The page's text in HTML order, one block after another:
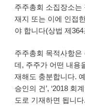
주주총회 소집장소는
재지 또는 이에 인접
야 합니다(상법 제364
주주총회 목적사항은
데, 주주가 어떤 내용
재해도 충분합니다.
승인의 건’, ‘2018 회
도로 기재하면 됩니다.